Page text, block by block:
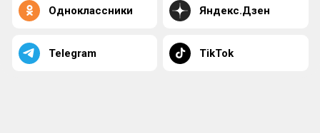
Одноклассники Яндекс.Дзен
Telegram TikTok